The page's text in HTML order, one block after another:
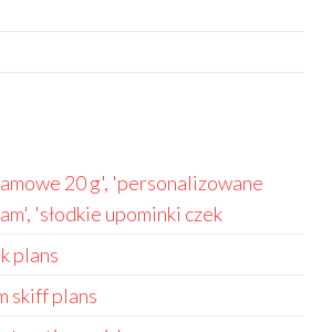
20 g', 'personalizowane
'słodkie upominki czek
plans
skiff plans